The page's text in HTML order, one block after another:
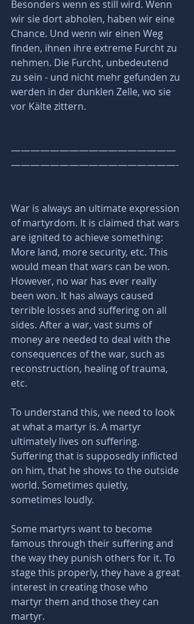
Besonders wenn es still wird. Wenn
wir sie dort abholen, haben wir eine
Chance. Und wenn wir einen Weg
finden, ihnen ihre extreme Furcht zu
nehmen. Die Furcht, unbedeutend
zu sein - und nicht mehr gefunden zu
werden in der dunklen Zelle, wo sie
vor Kälte zittern.
—————————————————
—————————————————-
War is always an ultimate expression
of martyrdom. It is claimed that wars
are ignited to achieve something:
More land, more security, etc. This
would mean that wars can be won.
However, no war has ever really
been won. It has always caused
terrible losses and suffering on all
sides. After a war, vast sums of
money are needed to deal with the
consequences of the war, such as
reconstruction, healing of trauma,
etc.
To understand this, we need to look
at what a martyr is. A martyr
ultimately lives on suffering.
Suffering that is supposedly inflicted
on him, that he shows to the outside
world. Sometimes quietly,
sometimes loudly.
Some martyrs want to become
famous through their suffering and
the way they punish others for it. To
stage this properly, they have a great
interest in creating those who
martyr them and those they can
martyr.